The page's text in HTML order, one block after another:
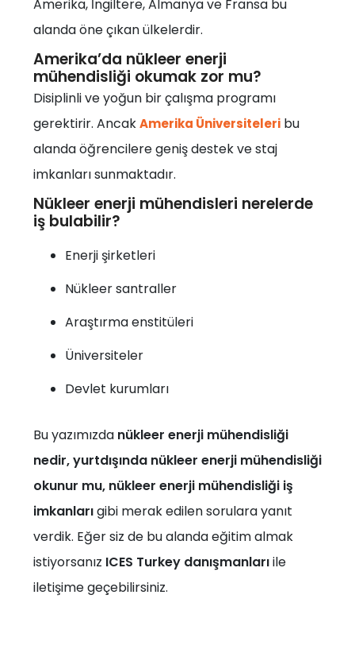
Amerika, İngiltere, Almanya ve Fransa bu
alanda öne çıkan ülkelerdir.
Amerika’da nükleer enerji
mühendisliği okumak zor mu?
Disiplinli ve yoğun bir çalışma programı
gerektirir. AncakAmerika Üniversiteleri bu
alanda öğrencilere geniş destek ve staj
imkanları sunmaktadır.
Nükleer enerji mühendisleri nerelerde
iş bulabilir?
Enerji şirketleri
Nükleer santraller
Araştırma enstitüleri
Üniversiteler
Devlet kurumları
Bu yazımızda nükleer enerji mühendisliği
nedir, yurtdışında nükleer enerji mühendisliği
okunur mu, nükleer enerji mühendisliği iş
imkanlarıgibi merak edilen sorulara yanıt
verdik. Eğer siz de bu alanda eğitim almak
istiyorsanız ICES Turkey danışmanlarıile
iletişime geçebilirsiniz.